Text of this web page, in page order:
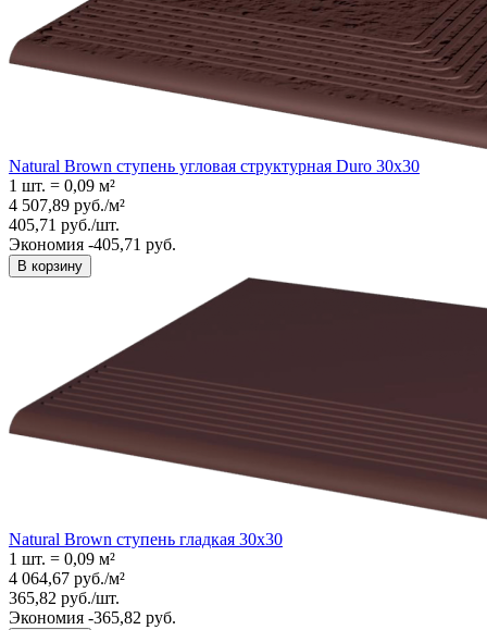
Natural Brown ступень угловая структурная Duro 30x30
1 шт. = 0,09 м²
4 507,89 руб./м²
405,71 руб./шт.
Экономия -405,71 руб.
В корзину
Natural Brown ступень гладкая 30x30
1 шт. = 0,09 м²
4 064,67 руб./м²
365,82 руб./шт.
Экономия -365,82 руб.